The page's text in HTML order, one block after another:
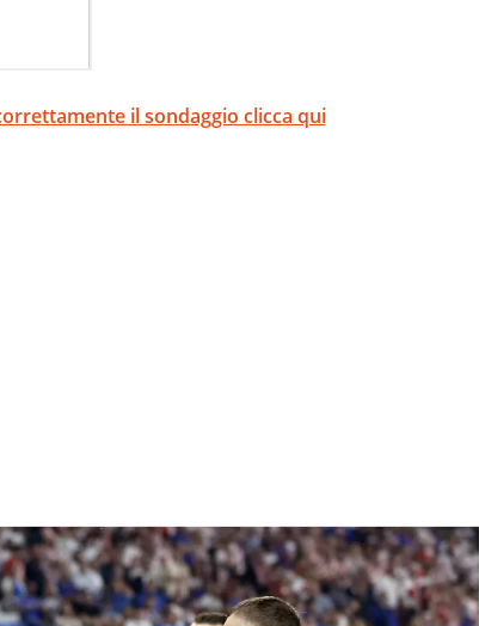
il sondaggio clicca qui